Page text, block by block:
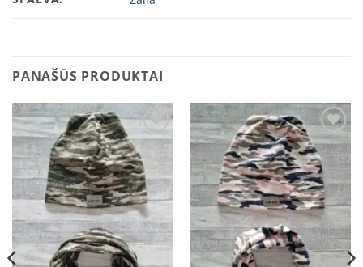
PANAŠŪS PRODUKTAI
Add to
wishlist
Add to
wishlist